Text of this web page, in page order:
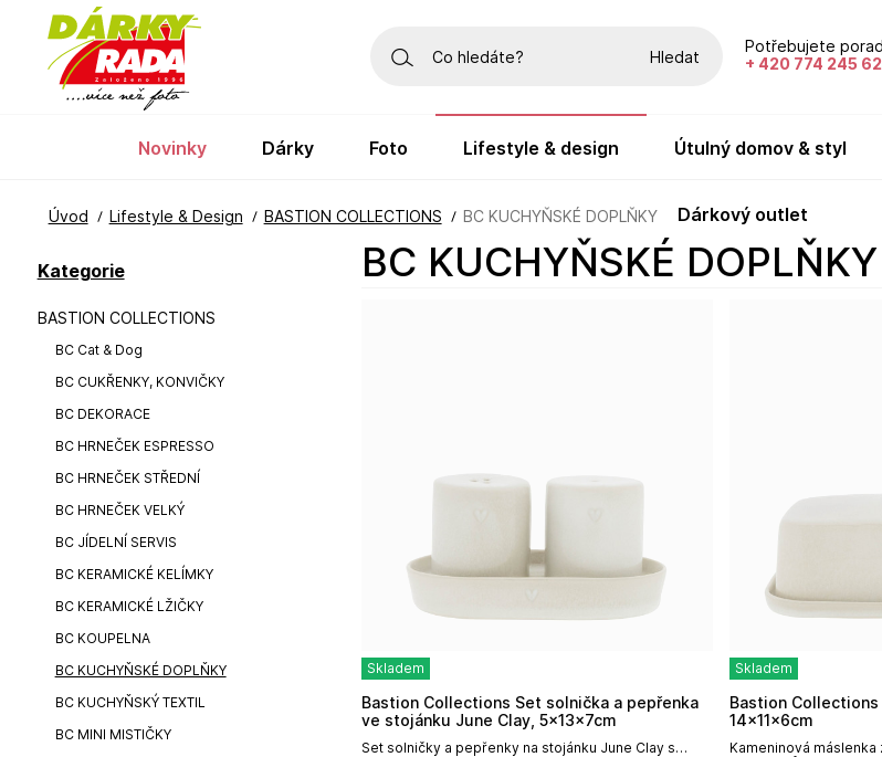
Kategorie
BASTION COLLECTIONS
BC Cat & Dog
BC CUKŘENKY, KONVIČKY
BC DEKORACE
BC HRNEČEK ESPRESSO
BC HRNEČEK STŘEDNÍ
BC HRNEČEK VELKÝ
BC JÍDELNÍ SERVIS
BC KERAMICKÉ KELÍMKY
BC KERAMICKÉ LŽIČKY
BC KOUPELNA
BC KUCHYŇSKÉ DOPLŇKY
BC KUCHYŇSKÝ TEXTIL
BC MINI MISTIČKY
BC KUCHYŇSKÉ DOPLŇKY
Skladem
Set solničky a pepřenky na stojánku June Clay s
Bastion Collections Set solnička a pepřenka
ve stojánku June Clay, 5x13x7cm
Skladem
Kameninová
Bastion Collections Máslenka June Clay,
14x11x6cm
Potřebujete
+ 420 774 245
Hledat
Úvod Lifestyle & Design BASTION COLLECTIONS BC KUCHYŇSKÉ DOPLŇKY
novinky dárky foto lifestyle & design útulný domov & styl
dárkový outlet